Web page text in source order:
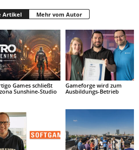
Artikel Mehr vom Autor
Games schließt
Sunshine-Studio
Gameforge wird zum
Ausbildungs-Betrieb